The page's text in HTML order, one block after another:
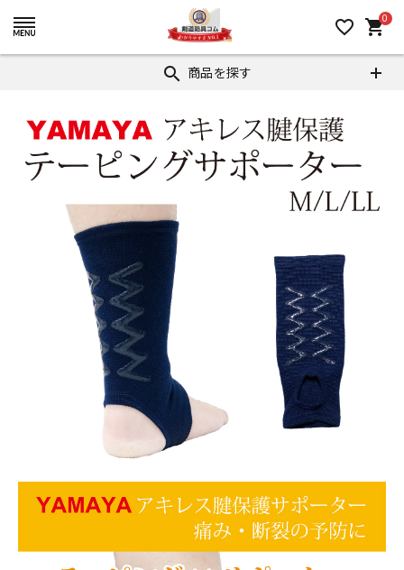
favorite_border 0
shopping_cart
search 商品を探す